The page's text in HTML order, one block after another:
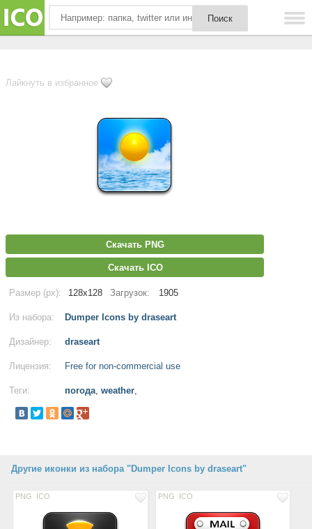
Лайкнуть в избранное
Скачать PNG
Скачать ICO
Размер (px): 128x128 Загрузок: 1905
Из набора: Dumper Icons by draseart
Дизайнер: draseart
Лицензия: Free for non-commercial use
Теги: погода, weather,
Другие иконки из набора "Dumper Icons by draseart"
PNG ICO PNG ICO